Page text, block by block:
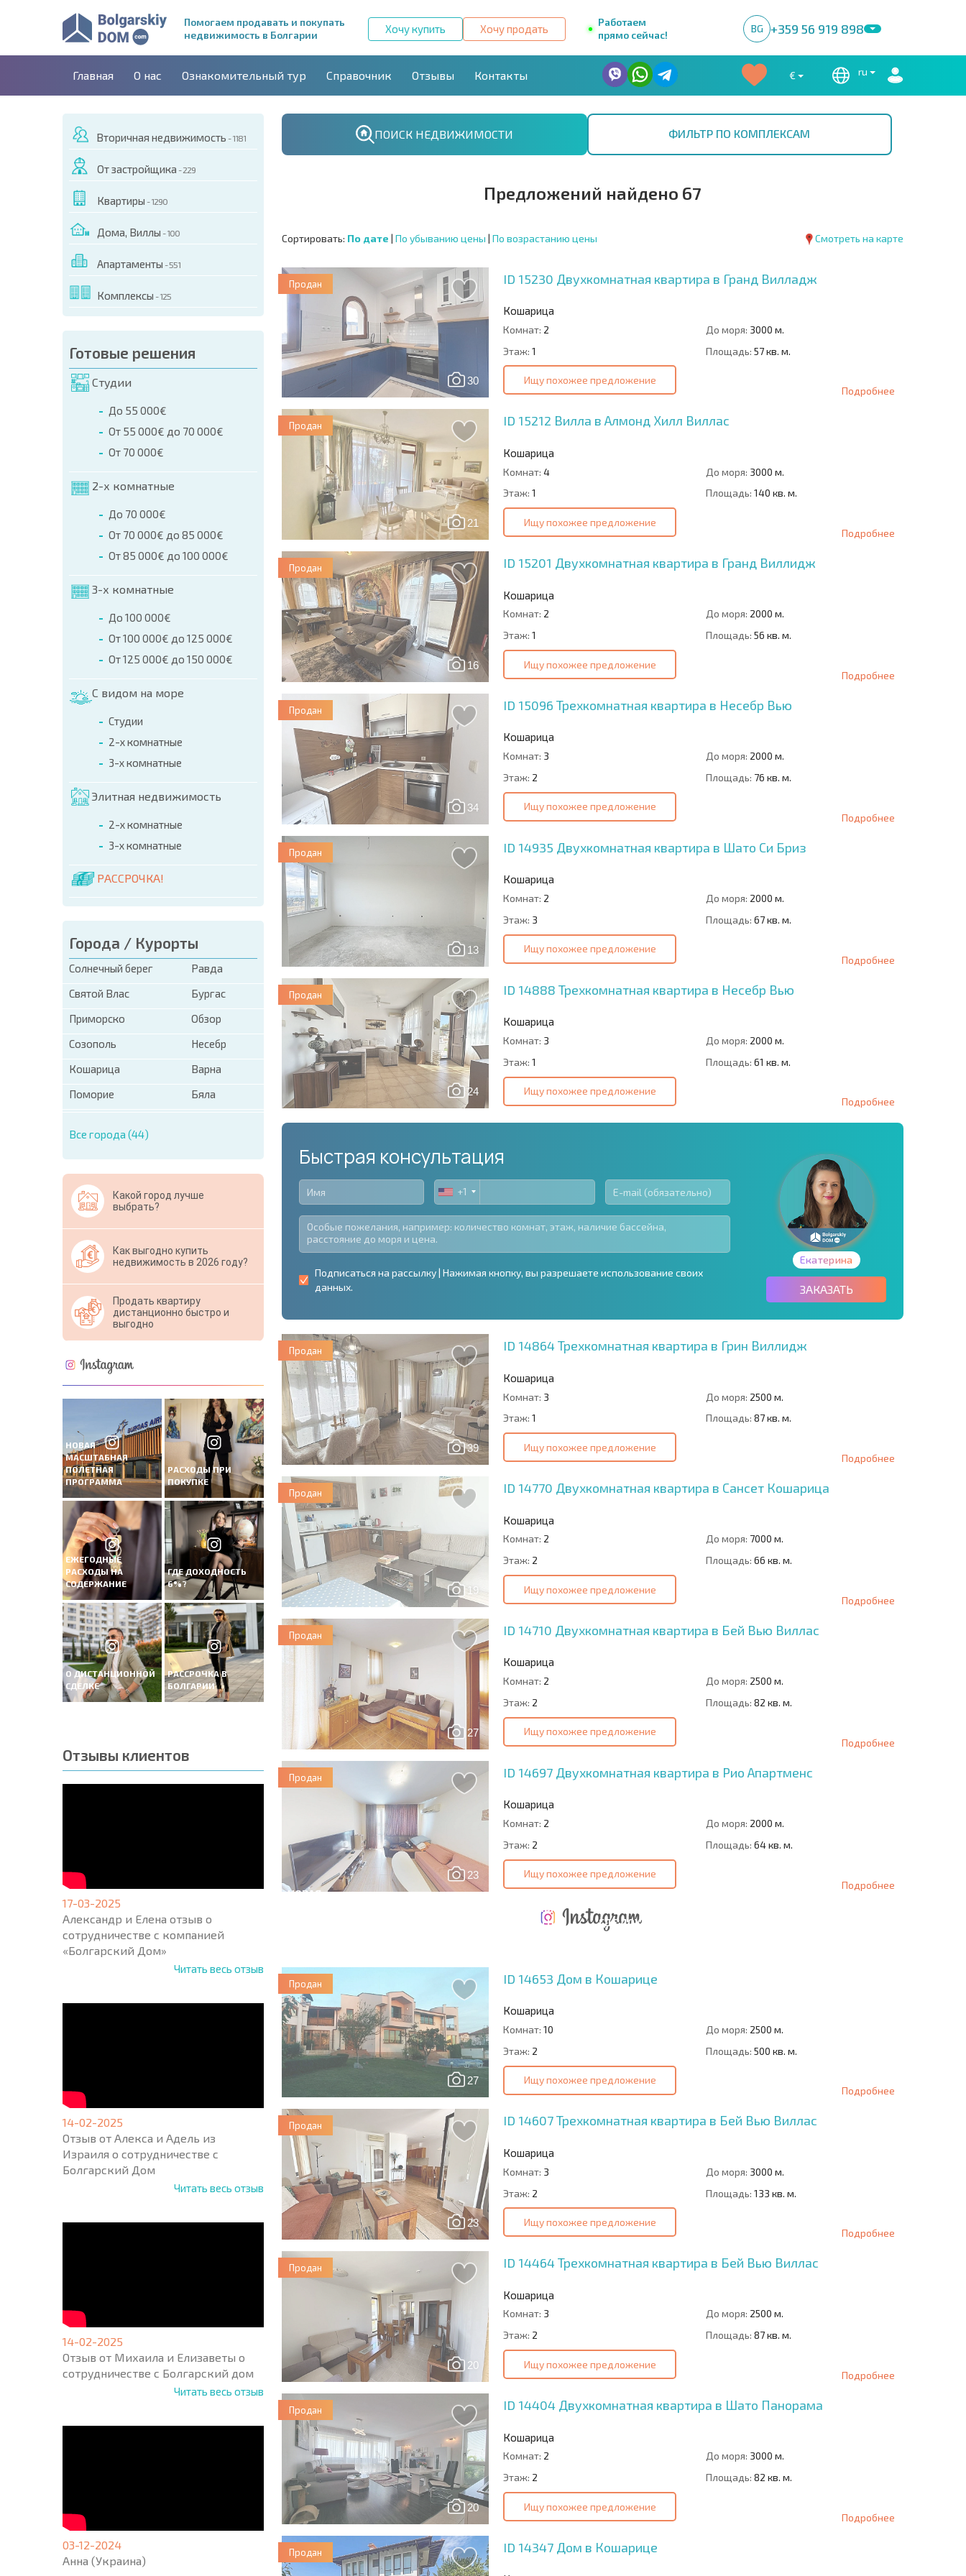
Помогаем продавать и покупать
недвижимость в Болгарии
Хочу купить Хочу продать
Работаем
прямо сейчас!
BG +359 56 919 898
Главная О нас Ознакомительный тур Справочник Отзывы Контакты € ru
Вторичная недвижимость - 1181
От застройщика - 229
Квартиры - 1290
Дома, Виллы - 100
Апартаменты - 551
Комплексы - 125
Готовые решения
Студии
До 55 000€
От 55 000€ до 70 000€
От 70 000€
2-х комнатные
До 70 000€
От 70 000€ до 85 000€
От 85 000€ до 100 000€
3-х комнатные
До 100 000€
От 100 000€ до 125 000€
От 125 000€ до 150 000€
С видом на море
Студии
2-х комнатные
3-х комнатные
Элитная недвижимость
2-х комнатные
3-х комнатные
РАССРОЧКА!
Города / Курорты
Солнечный берег
Равда
Святой Влас
Бургас
Приморско
Обзор
Созополь
Несебр
Кошарица
Варна
Поморие
Бяла
Все города (44)
Какой город лучше
выбрать?
Как выгодно купить
недвижимость в 2026 году?
Продать квартиру
дистанционно быстро и
выгодно
НОВАЯ
МАСШТАБНАЯ
ПОЛЕТНАЯ
ПРОГРАММА
РАСХОДЫ ПРИ
ПОКУПКЕ
ЕЖЕГОДНЫЕ
РАСХОДЫ НА
СОДЕРЖАНИЕ
ГДЕ ДОХОДНОСТЬ
6%?
О ДИСТАНЦИОННОЙ
СДЕЛКЕ
РАССРОЧКА В
БОЛГАРИИ
Отзывы клиентов
17-03-2025
Александр и Елена отзыв о
сотрудничестве с компанией
«Болгарский Дом»
Читать весь отзыв
14-02-2025
Отзыв от Алекса и Адель из
Израиля о сотрудничестве с
Болгарский Дом
Читать весь отзыв
14-02-2025
Отзыв от Михаила и Елизаветы о
сотрудничестве с Болгарский дом
Читать весь отзыв
03-12-2024
Анна (Украина)
ПОИСК НЕДВИЖИМОСТИ ФИЛЬТР ПО КОМПЛЕКСАМ
Предложений найдено 67
Сортировать: По дате | По убыванию цены | По возрастанию цены Смотреть на карте
30
ID 15230 Двухкомнатная квартира в Гранд Вилладж
Кошарица
Комнат: 2 До моря: 3000 м.
Этаж: 1 Площадь: 57 кв. м.
Продан
Ищу похожее предложение
Подробнее
21
ID 15212 Вилла в Алмонд Хилл Виллас
Кошарица
Комнат: 4 До моря: 3000 м.
Этаж: 1 Площадь: 140 кв. м.
Продан
Ищу похожее предложение
Подробнее
16
ID 15201 Двухкомнатная квартира в Гранд Виллидж
Кошарица
Комнат: 2 До моря: 2000 м.
Этаж: 1 Площадь: 56 кв. м.
Продан
Ищу похожее предложение
Подробнее
34
ID 15096 Трехкомнатная квартира в Несебр Вью
Кошарица
Комнат: 3 До моря: 2000 м.
Этаж: 2 Площадь: 76 кв. м.
Продан
Ищу похожее предложение
Подробнее
13
ID 14935 Двухкомнатная квартира в Шато Си Бриз
Кошарица
Комнат: 2 До моря: 2000 м.
Этаж: 3 Площадь: 67 кв. м.
Продан
Ищу похожее предложение
Подробнее
24
ID 14888 Трехкомнатная квартира в Несебр Вью
Кошарица
Комнат: 3 До моря: 2000 м.
Этаж: 1 Площадь: 61 кв. м.
Продан
Ищу похожее предложение
Подробнее
Быстрая консультация
United
+1
+1
Подписаться на рассылку | Нажимая кнопку, вы разрешаете использование своих
данных.
Екатерина
ЗАКАЗАТЬ
39
ID 14864Трехкомнатная квартира в Грин Виллидж
Кошарица
Комнат: 3 До моря: 2500 м.
Этаж: 1 Площадь: 87 кв. м.
Продан
Ищу похожее предложение
Подробнее
19
ID 14770 Двухкомнатная квартира в Сансет Кошарица
Кошарица
Комнат: 2 До моря: 7000 м.
Этаж: 2 Площадь: 66 кв. м.
Продан
Ищу похожее предложение
Подробнее
27
ID 14710 Двухкомнатная квартира в Бей Вью Виллас
Кошарица
Комнат: 2 До моря: 2500 м.
Этаж: 2 Площадь: 82 кв. м.
Продан
Ищу похожее предложение
Подробнее
23
ID 14697 Двухкомнатная квартира в Рио Апартменс
Кошарица
Комнат: 2 До моря: 2000 м.
Этаж: 2 Площадь: 64 кв. м.
Продан
Ищу похожее предложение
Подробнее
НОВАЯ
ЕЖЕГОДНЫЕ
РАСХОДЫ НА
ГДЕ ДОХОДНОСТЬ
27
ID 14653 Дом в Кошарице
Кошарица
Комнат: 10 До моря: 2500 м.
Этаж: 2 Площадь: 500 кв. м.
Продан
Ищу похожее предложение
Подробнее
23
ID 14607Трехкомнатная квартира в Бей Вью Виллас
Кошарица
Комнат: 3 До моря: 3000 м.
Этаж: 2 Площадь: 133 кв. м.
Продан
Ищу похожее предложение
Подробнее
20
ID 14464Трехкомнатная квартира в Бей Вью Виллас
Кошарица
Комнат: 3 До моря: 2500 м.
Этаж: 2 Площадь: 87 кв. м.
Продан
Ищу похожее предложение
Подробнее
20
ID 14404 Двухкомнатная квартира в Шато Панорама
Кошарица
Комнат: 2 До моря: 3000 м.
Этаж: 2 Площадь: 82 кв. м.
Продан
Ищу похожее предложение
Подробнее
ID 14347 Дом в Кошарице
Продан